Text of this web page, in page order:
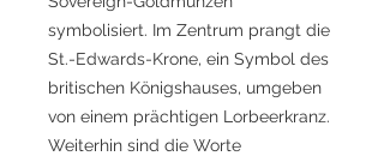
symbolisiert. Im Zentrum prangt die
St.-Edwards-Krone, ein Symbol des
britischen Königshauses, umgeben
von einem prächtigen Lorbeerkranz.
Weiterhin sind die Worte